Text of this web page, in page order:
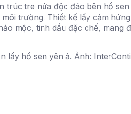
trúc tre nứa độc đáo bên hồ
trường. Thiết kế lấy cảm
mộc, tinh dầu đặc chế, mang